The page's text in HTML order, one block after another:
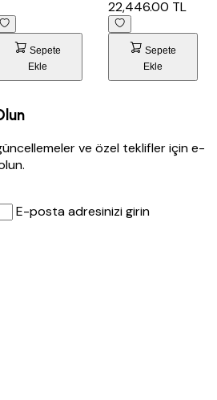
Sepete
Ekle
22,446.00 TL
Sepete
Ekle
ve özel teklifler için e-
E-posta adresinizi girin